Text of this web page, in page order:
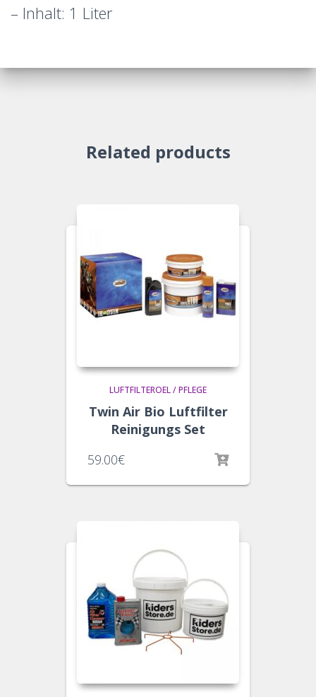
– Inhalt: 1 Liter
Related products
LUFTFILTEROEL / PFLEGE
Twin Air Bio Luftfilter
Reinigungs Set
59.00€